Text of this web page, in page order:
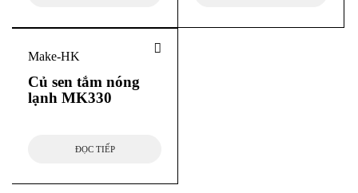
Make-HK
Củ sen tắm nóng
lạnh MK330
ĐỌC TIẾP